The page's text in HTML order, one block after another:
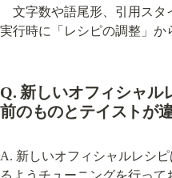
文字数や語尾形、引用スタ
実行時に「レシピの調整」か
Q. 新しいオフィシャル
前のものとテイストが
A. 新しいオフィシャルレシ
るようチューニングを行って